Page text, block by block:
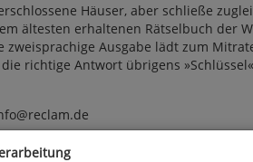
Häuser, aber schließe
ältesten erhaltenen Rätselbuch der
Ausgabe lädt zum
richtige Antwort übrigens